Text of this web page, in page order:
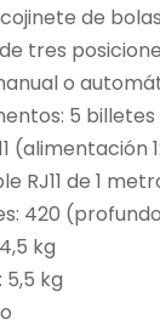
de
tres
o
5 billetes
(alimentación
RJ11 de 1
420
kg
5,5 kg